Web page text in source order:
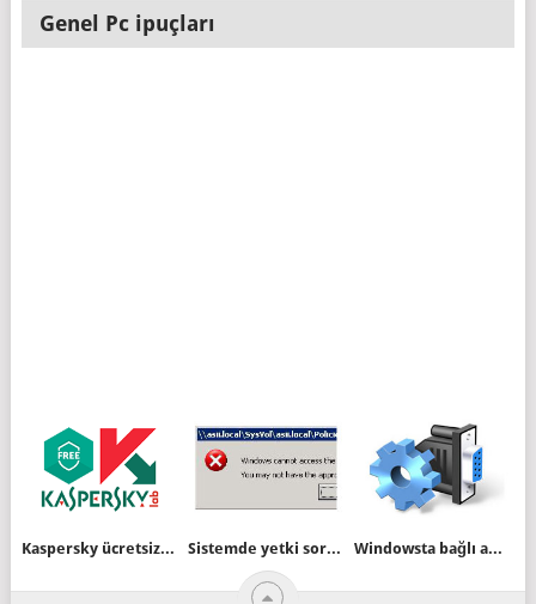
Genel Pc ipuçları
Kaspersky ücretsiz Antivirüs sürümü indirime sunuldu Sistemde yetki sorunu Windowsta bağlı aygıtın kullandığı port numarasını değiştirelim